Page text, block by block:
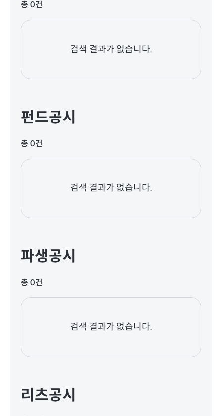
총 0건
검색 결과가 없습니다.
펀드공시
총 0건
검색 결과가 없습니다.
파생공시
총 0건
검색 결과가 없습니다.
리츠공시